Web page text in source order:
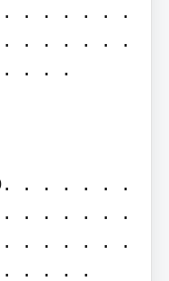
. . . . . .
. . . . . .
. . .
D. . . . . . .
. . . . . .
. . . . . .
. . . .